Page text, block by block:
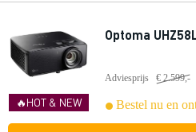
🔥HOT & NEW
Optoma
Adviesprijs € 2.599,-
Bestel nu en